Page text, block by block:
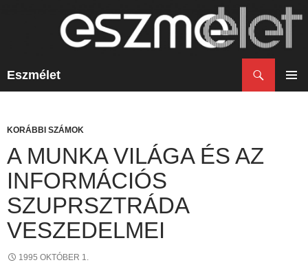
Eszmélet
KORÁBBI SZÁMOK
A MUNKA VILÁGA ÉS AZ
INFORMÁCIÓS
SZUPRSZTRÁDA
VESZEDELMEI
1995 OKTÓBER 1.